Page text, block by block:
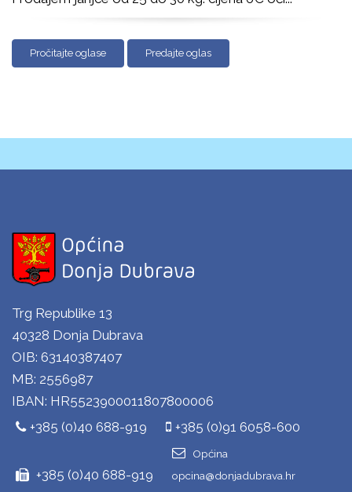
Pročitajte oglase Predajte oglas
Trg Republike 13
40328 Donja Dubrava
OIB: 63140387407
MB: 2556987
IBAN: HR5523900011807800006
+385 (0)40 688-919
+385 (0)91 6058-600
+385 (0)40 688-919
Općina
opcina@donjadubrava.hr